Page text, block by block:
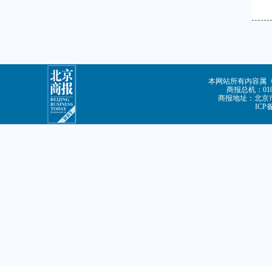
本网站所有内容属
商报总机：
商报地址：北京
ICP